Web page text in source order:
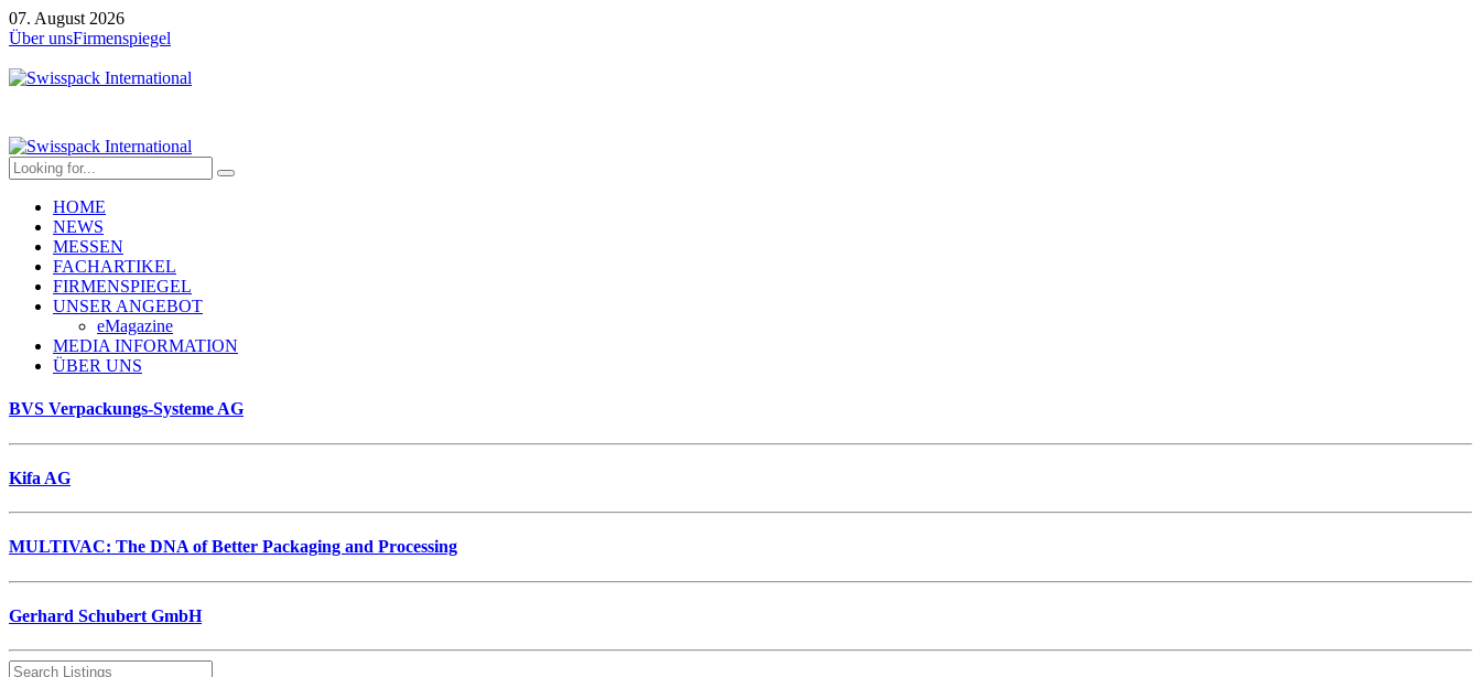
07. August 2026
Über unsFirmenspiegel
HOME
NEWS
MESSEN
FACHARTIKEL
FIRMENSPIEGEL
UNSER ANGEBOT
eMagazine
MEDIA INFORMATION
ÜBER UNS
BVS Verpackungs-Systeme AG
Kifa AG
MULTIVAC: The DNA of Better Packaging and Processing
Gerhard Schubert GmbH